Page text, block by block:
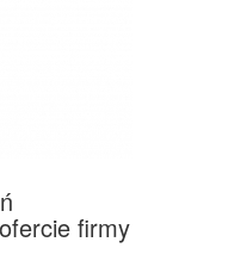
firmy